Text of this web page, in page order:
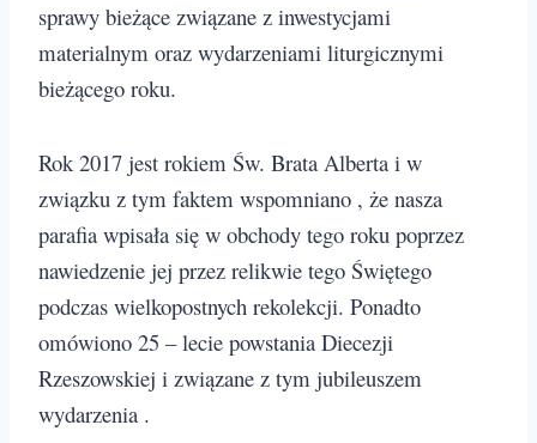
sprawy bieżące związane z inwestycjami
materialnym oraz wydarzeniami liturgicznymi
bieżącego roku.
Rok 2017 jest rokiem Św. Brata Alberta i w
związku z tym faktem wspomniano , że nasza
parafia wpisała się w obchody tego roku poprzez
nawiedzenie jej przez relikwie tego Świętego
podczas wielkopostnych rekolekcji. Ponadto
omówiono 25 – lecie powstania Diecezji
Rzeszowskiej i związane z tym jubileuszem
wydarzenia .